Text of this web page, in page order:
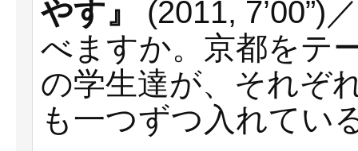
やす』
(2011, 7’00”)
べますか。京都をテ
の学生達が、それぞ
も一つずつ入れてい